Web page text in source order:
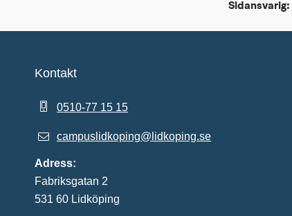
Sidansvarig:
Kontakt
0510-77 15 15
campuslidkoping@lidkoping.se
Adress:
Fabriksgatan 2
531 60 Lidköping